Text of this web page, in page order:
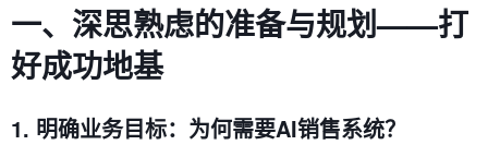
一、深思熟虑的准备与规划——打
好成功地基
1. 明确业务目标：为何需要AI销售系统？